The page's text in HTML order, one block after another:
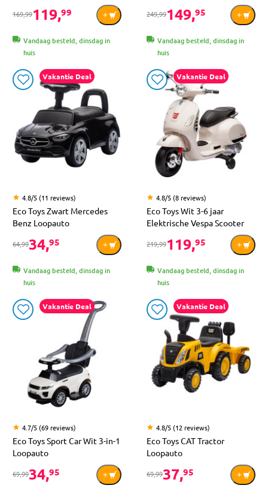
169,99119,99
Vandaag besteld, dinsdag in
huis
249,99149,95
Vandaag besteld, dinsdag in
huis
Vakantie Deal
4.8/5 (11 reviews)
Eco Toys Zwart Mercedes
Benz Loopauto
64,9934,95
Vandaag besteld, dinsdag in
huis
Vakantie Deal
4.8/5 (8 reviews)
Eco Toys Wit 3-6 jaar
Elektrische Vespa Scooter
219,99119,95
Vandaag besteld, dinsdag in
huis
Vakantie Deal
4.7/5 (69 reviews)
Eco Toys Sport Car Wit 3-in-1
Loopauto
69,9934,95
Vakantie Deal
4.8/5 (12 reviews)
Eco Toys CAT Tractor
Loopauto
69,9937,95